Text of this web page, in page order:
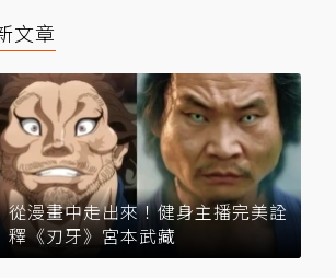
文章
從漫畫中走出來！健身主播完美詮
釋《刃牙》宮本武藏